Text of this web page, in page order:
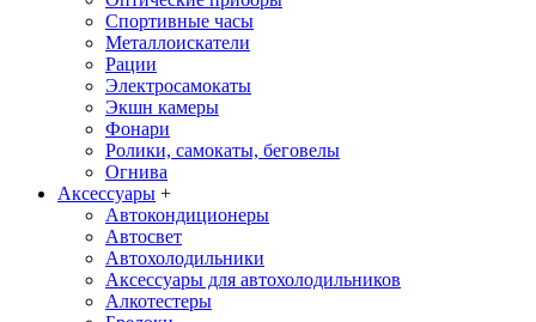
Спортивные часы
Металлоискатели
Рации
Электросамокаты
Экшн камеры
Фонари
Ролики, самокаты, беговелы
Огнива
Аксессуары +
Автокондиционеры
Aвтосвет
Автохолодильники
Аксессуары для автохолодильников
Алкотестеры